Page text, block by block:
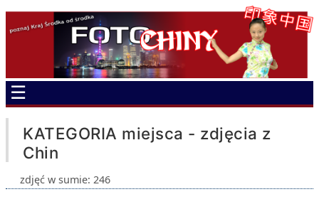
☰
KATEGORIA miejsca - zdjęcia z
Chin
zdjęć w sumie: 246